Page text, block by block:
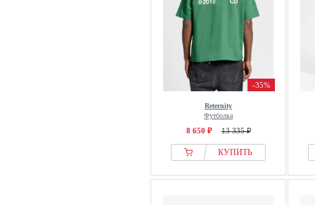
-35%
Reternity
Футболка
8 650 ₽ 13 335 ₽
КУПИТЬ